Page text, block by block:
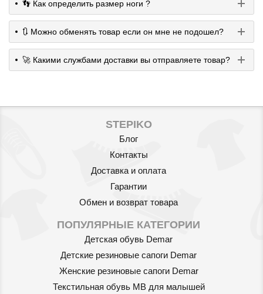
👣 Как определить размер ноги ?
🔃 Можно обменять товар если он мне не подошел?
🚀 Какими службами доставки вы отправляете товар?
STEPIKO
Блог
Контакты
Доставка и оплата
Гарантии
Обмен и возврат товара
ПОПУЛЯРНЫЕ КАТЕГОРИИ
Детская обувь Demar
Детские резиновые сапоги Demar
Женские резиновые сапоги Demar
Текстильная обувь MB для малышей